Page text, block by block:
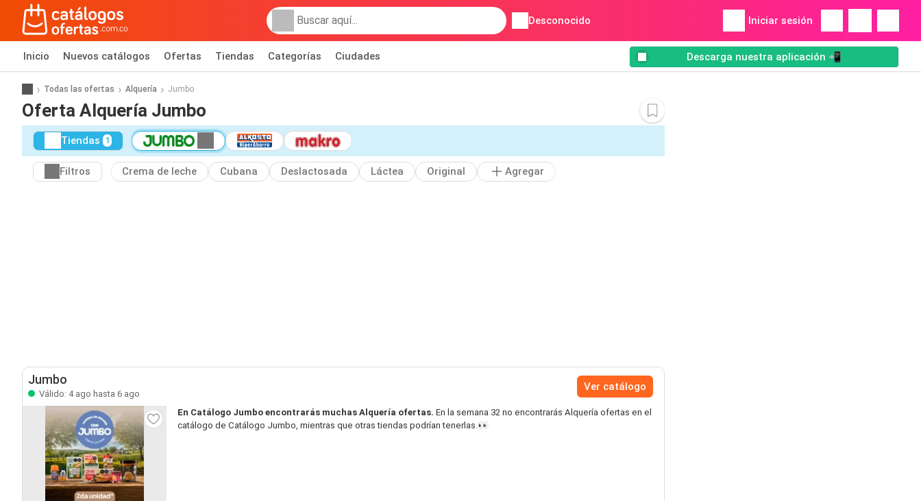
Desconocido Iniciar sesión
Inicio Nuevos catálogos Ofertas Tiendas Categorías Ciudades Descarga nuestra aplicación 📲
Todas las ofertas Alquería Jumbo
Oferta Alquería Jumbo
Tiendas 1
Filtros Crema de leche Cubana Deslactosada Láctea Original Agregar
Jumbo
Válido: 4 ago hasta 6 ago
Ver catálogo
En Catálogo Jumbo encontrarás muchas Alquería ofertas. En la semana 32 no encontrarás Alquería ofertas en el
catálogo de Catálogo Jumbo, mientras que otras tiendas podrían tenerlas.👀